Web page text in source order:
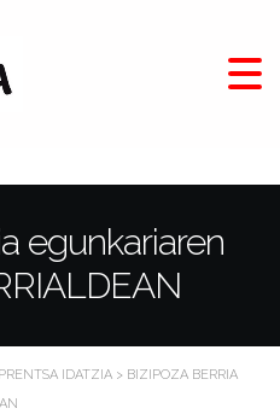
egunkariaren
PRENTSA IDATZIA > BIZIPOZA BERRIA